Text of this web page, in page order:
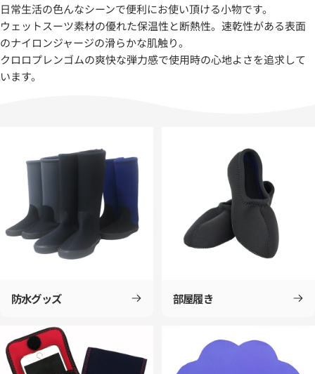
日常生活の色んなシーンで便利にお使い頂ける小物です。
ウェットスーツ素材の優れた保温性と断熱性。速乾性がある表面
のナイロンジャージの滑らかな肌触り。
クロロプレンゴムの爽快な弾力感で使用時の心地よさを追求して
います。
防水グッズ 部屋履き